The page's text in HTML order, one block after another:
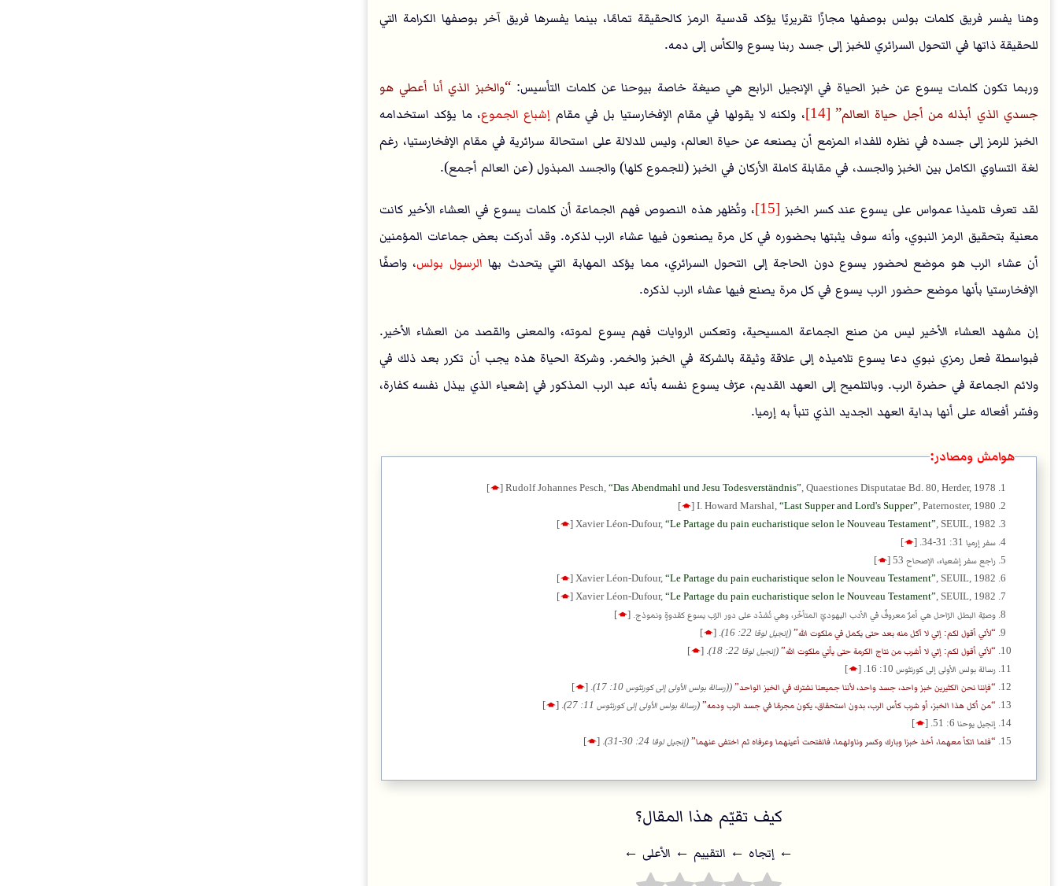
وهنا يفسر فريق كلمات بولس بوصفها مجازًا تقريريًا يؤكد قدسية الرمز كالحقيقة تمامًا، بينما يفسرها فريق آخر بوصفها الكرامة التي
للحقيقة ذاتها في التحول السرائري للخبز إلى جسد ربنا يسوع والكأس إلى دمه.
وربما تكون كلمات يسوع عن خبز الحياة في الإنجيل الرابع هي صيغة خاصة بيوحنا عن كلمات التأسيس:
والخبز الذي أنا أعطي هو
جسدي الذي أبذله من أجل حياة العالم
[14] ، ولكنه لا يقولها في مقام الإفخارستيا بل في مقام إشباع الجموع، ما يؤكد استخدامه
الخبز للرمز إلى جسده في نظره للفداء المزمع أن يصنعه عن حياة العالم، وليس للدلالة على استحالة سرائرية في مقام الإفخارستيا، رغم
لغة التساوي الكامل بين الخبز والجسد، في مقابلة كاملة الأركان في الخبز (للجموع كلها) والجسد المبذول (عن العالم أجمع).
لقد تعرف تلميذا عمواس على يسوع عند كسر الخبز [15]
، وتُظهر هذه النصوص فهم الجماعة أن كلمات يسوع في العشاء الأخير كانت
معنية بتحقيق الرمز النبوي، وأنه سوف يثبتها بحضوره في كل مرة يصنعون فيها عشاء الرب لذكره. وقد أدركت بعض جماعات المؤمنين
أن عشاء الرب هو موضع لحضور يسوع دون الحاجة إلى التحول السرائري، مما يؤكد المهابة التي يتحدث بها الرسول بولس، واصفًا
الإفخارستيا بأنها موضع حضور الرب يسوع في كل مرة يصنع فيها عشاء الرب لذكره.
إن مشهد العشاء الأخير ليس من صنع الجماعة المسيحية، وتعكس الروايات فهم يسوع لموته، والمعنى والقصد من العشاء الأخير.
فبواسطة فعل رمزي نبوي دعا يسوع تلاميذه إلى علاقة وثيقة بالشركة في الخبز والخمر. وشركة الحياة هذه يجب أن تكرر بعد ذلك في
ولائم الجماعة في حضرة الرب. وبالتلميح إلى العهد القديم، عرّف يسوع نفسه بأنه عبد الرب المذكور في إشعياء الذي يبذل نفسه كفارة،
وفسّر أفعاله على أنها بداية العهد الجديد الذي تنبأ به إرميا.
هوامش ومصادر:
Rudolf Johannes Pesch, Das Abendmahl und Jesu Todesverständnis , Quaestiones Disputatae Bd. 80, Herder, 1978
[
🡁
]
I. Howard Marshal, Last Supper and Lord's Supper , Paternoster, 1980
[
🡁
]
Xavier Léon-Dufour, Le Partage du pain eucharistique selon le Nouveau Testament , SEUIL, 1982
[
🡁
]
سفر إرميا 31: 31-34.
[
🡁
]
راجع سفر إشعياء، الإصحاح 53
[
🡁
]
Xavier Léon-Dufour, Le Partage du pain eucharistique selon le Nouveau Testament , SEUIL, 1982
[
🡁
]
Xavier Léon-Dufour, Le Partage du pain eucharistique selon le Nouveau Testament , SEUIL, 1982
[
🡁
]
وصيّة البطل الرّاحل هي أمرٌ معروفٌ في الأدب اليهوديّ المتأخّر، وهي تُشدّد على دور الرّب يسوع كقدوةٍ ونموذج. [
🡁
]
لأني أقول لكم: إني لا آكل منه بعد حتى يكمل في ملكوت الله (إنجيل لوقا 22: 16) .
[
🡁
]
لأني أقول لكم: إني لا أشرب من نتاج الكرمة حتى يأتي ملكوت الله (إنجيل لوقا 22: 18) .
[
🡁
]
رسالة بولس اﻷولى إلى كورنثوس 10: 16.
[
🡁
]
فإننا نحن الكثيرين خبز واحد، جسد واحد، لأننا جميعنا نشترك في الخبز الواحد ((رسالة بولس اﻷولى إلى كورنثوس 10: 17) .
[
🡁
]
من أكل هذا الخبز، أو شرب كأس الرب، بدون استحقاق، يكون مجرمًا في جسد الرب ودمه (رسالة بولس اﻷولى إلى كورنثوس 11: 27) .
[
🡁
]
إنجيل يوحنا 6: 51.
[
🡁
]
فلما اتكأ معهما، أخذ خبزا وبارك وكسر وناولهما، فانفتحت أعينهما وعرفاه ثم اختفى عنهما (إنجيل لوقا 24: 30-31) .
[
🡁
]
كيف تقيّم هذا المقال؟
← إتجاه ← التقييم ← اﻷعلى ←